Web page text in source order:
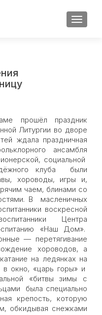
прошёл праздник
Литургии во дворе
ждала праздничная
ансамбля
социальной
клуба были
хороводы, игры и,
чаем, блинами со
В масленичных
воскресной
Центра
«Наш Дом».
— перетягивание
хороводов, а
на ледянках на
окно, «царь горы» и
«битвы зимы с
была специально
крепость, которую
обкидывая снежками